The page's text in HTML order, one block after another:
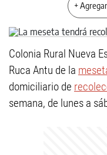
+
Colonia Rural Nueva
Ruca Antu de la
domiciliario de
semana, de lunes a